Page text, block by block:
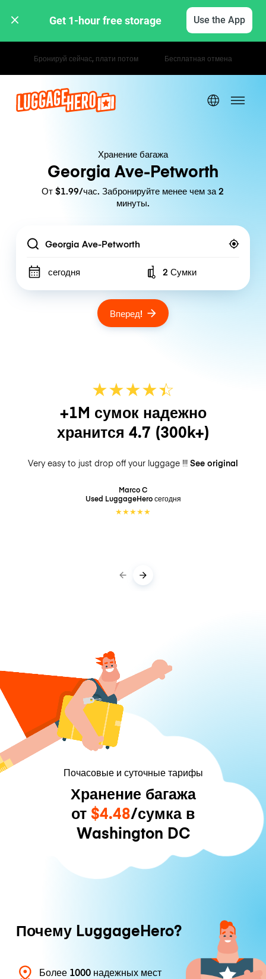
Get 1-hour free storage Use the App
Почасовые / дневные тарифы
Хранение багажа
Georgia Ave-Petworth
От $1.99/час. Забронируйте менее чем за 2
минуты.
Location
сегодня Number of bags
2 Сумки
Вперед!
★★★★☆
★
+1M сумок надежно
хранится 4.7 (300k+)
Very easy to just drop off your luggage !!! See original
Marco C
Used LuggageHeroсегодня
★★★★★
Почасовые и суточные тарифы
Хранение багажа
от $4.48/сумка в
Washington DC
Почему LuggageHero?
Более 1000 надежных мест